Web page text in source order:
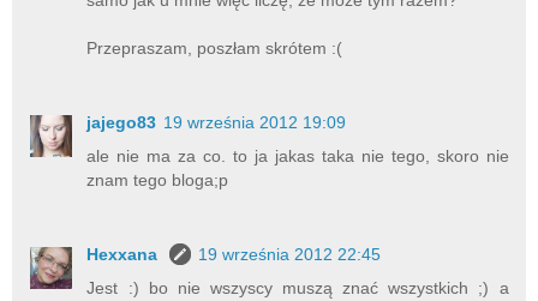
Przepraszam, poszłam skrótem :(
jajego83 19 września 2012 19:09
ale nie ma za co. to ja jakas taka nie tego, skoro nie
znam tego bloga;p
Hexxana
19 września 2012 22:45
Jest :) bo nie wszyscy muszą znać wszystkich ;) a